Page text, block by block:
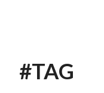
#TAG